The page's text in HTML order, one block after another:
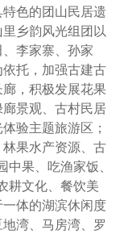
色的团山民居遗
乡韵风光组团以
李家寨、孙家
托，加强古建古
，积极发展花果
景观、古村民居
验主题旅游区；
果水产资源、古
果、吃渔家饭、
耕文化、餐饮美
体的湖滨休闲度
湾、马房湾、罗